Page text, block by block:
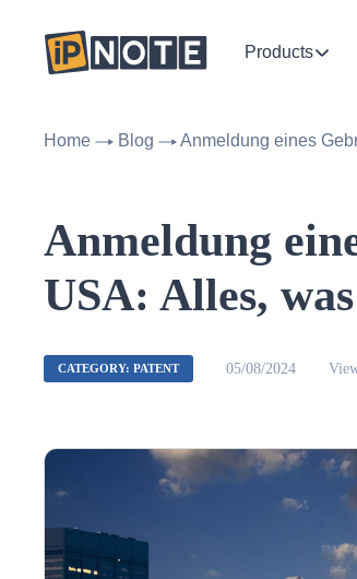
Products
Home Blog Anmeldung eines
Anmeldung
USA: Alles,
CATEGORY: PATENT 05/08/2024